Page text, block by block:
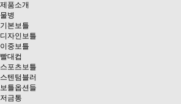
제품소개
물병
기본보틀
디자인보틀
이중보틀
빨대컵
스포츠보틀
스텐텀블러
보틀옵션들
저금통